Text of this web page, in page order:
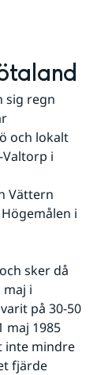
sig regn
och lokalt
Valtorp i
Vättern
i
sker då
i
på 30-50
maj 1985
inte mindre
fjärde